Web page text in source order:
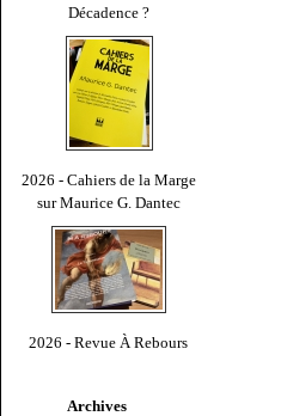
Décadence ?
2026 - Cahiers de la Marge
sur Maurice G. Dantec
2026 - Revue À Rebours
Archives